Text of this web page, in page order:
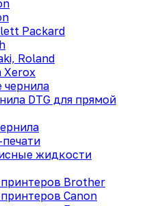
Packard
Roland
Xerox
DTG для прямой
жидкости
принтеров Brother
Canon